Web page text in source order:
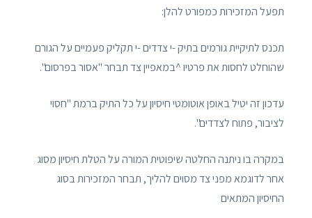
תפעל המזכירות כמפורט להלן:
תכנס לתיקיית גורמים בתיק -י צדדים -י תקליק פעמיים על הגורם
שהוחלט לחסות את פרטיו ^במאפיין צד תבחר "אסור בפרסום".
עדכון זה יטיל באופן אוטומטי חיסיון על כל התיק ברמת "חסוי
לציבור, פתוח לצדדים".
במקרה בו ניתנה החלטה שיפוטית המורה על הטלת חיסיון מסוג
אחר לדוגמא מפני צד מסוים להליך, תבחר המזכירות בסוג
החיסיון המתאים